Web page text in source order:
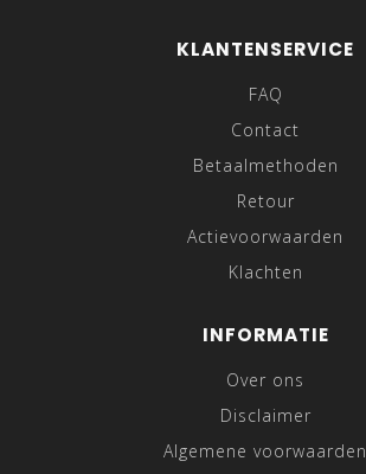
KLANTENSERVICE
FAQ
Contact
Betaalmethoden
Retour
Actievoorwaarden
Klachten
INFORMATIE
Over ons
Disclaimer
Algemene voorwaarden